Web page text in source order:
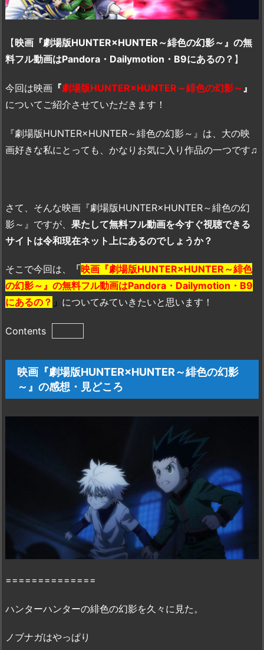
【映画『劇場版HUNTER×HUNTER～緋色の幻影～』の無
料フル動画はPandora・Dailymotion・B9にあるの？ 】
今回は映画 『劇場版HUNTER×HUNTER～緋色の幻影～』
についてご紹介させていただきます！
『劇場版HUNTER×HUNTER～緋色の幻影～』は、大の映
画好きな私にとっても、かなりお気に入り作品の一つです♫
さて、そんな映画『劇場版HUNTER×HUNTER～緋色の幻
影～』ですが、 果たして無料フル動画を今すぐ視聴できる
サイトは令和現在ネット上にあるのでしょうか？
そこで今回は、 「映画『劇場版HUNTER×HUNTER～緋色
の幻影～』の無料フル動画はPandora・Dailymotion・B9
にあるの？ 」 についてみていきたいと思います！
Contents
映
画
『劇
U
T
R
緋
映画『劇場版HUNTER×HUNTER～緋色の幻影
～』の感想・見どころ
==============
ハンターハンターの緋色の幻影を久々に見た。
ノブナガはやっぱり